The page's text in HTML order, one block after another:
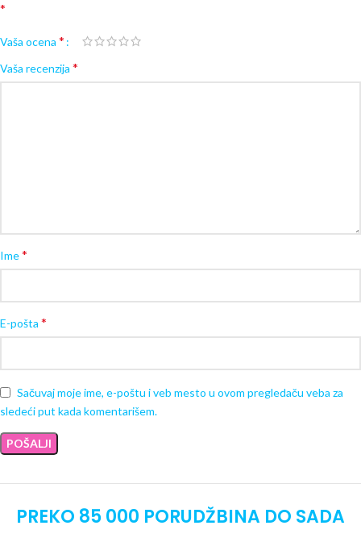
*
Vaša ocena *
Vaša recenzija *
Ime*
E-pošta *
Sačuvaj moje ime, e-poštu i veb mesto u ovom pregledaču veba za
sledeći put kada komentarišem.
PREKO 85 000 PORUDŽBINA DO SADA